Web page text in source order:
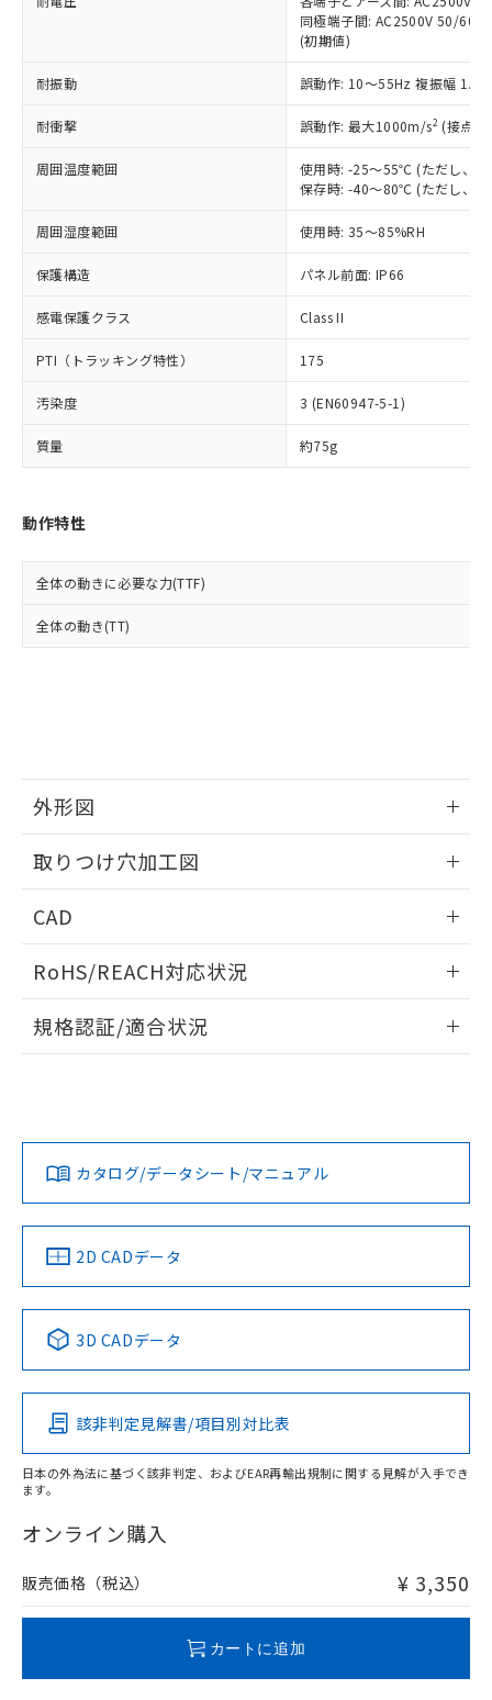
同極端子間: AC2500V 50/
(初期値)
耐振動 誤動作: 10～55Hz 複振幅
耐衝撃 誤動作: 最大1000m/s2 (接点
周囲温度範囲
使用時: -25～55℃ (ただし、氷
保存時: -40～80℃ (ただし、氷
周囲湿度範囲 使用時: 35～85%RH
保護構造 パネル前面: IP66
感電保護クラス Class II
PTI（トラッキング特性） 175
汚染度 3 (EN60947-5-1)
質量 約75g
動作特性
全体の動きに必要な力(TTF)
全体の動き(TT)
外形図
取りつけ穴加工図
CAD
ドすることができます。
ログイン/会員登録
ダウンロードデータをご利用いただく前に、以下を必ずお読
みください。
ソフトウェアの使用条件
RoHS/REACH対応状況
EU RoHS 注意事項・凡例
対応済み
中国 RoHS 注意事項・凡例
Pb Hg Cd Cr(VI)
O
在庫等で未対応品が混在する可能性があります。
問い合わせください。
規格認証/適合状況
カタログ/データシート/マニュアル
2D CADデータ
3D CADデータ
該非判定見解書/項目別対比表
日本の外為法に基づく該非判定、およびEAR再輸出規制に関する見解が入手でき
ます。
オンライン購入
販売価格（税込） ¥ 3,350
カートに追加
在庫状況および標準価格照会結果は、
記載している更新日時点での社内デー
タに基づき作成されるものであり、閲
覧された時点での実際の在庫および標
準価格とは異なる場合があることをご
正式な納期状況および標準価格はお客
様のお取引先、またはお客様担当のオ
ムロン制御機器販売店・当社販売員に
オムロン制御機器販売店や当社販売拠
販売ネットワーク
」をご確認
在庫状況および標準価格結果を当社の
事前の承諾なく第三者に漏洩または開
示しないようお願いします。
マイパーツ機能（部品リスト作成サー
ビス）をご利用いただくには、I-Web
メンバーズにご登録されている必要が
引・商談に必要な範囲で利用すること
をご了承ください。
※当社の共同利用者とは、
の共同利用に関して"
の「1.共同利
むを得ず変更することがあります。
六価クロム(Cr(Ⅵ)) 1000ppm以下、ポリ臭化ビフェニル
類(PBB) 1000ppm以下、ポリ臭化ジフェニルエーテル類
(PBDE) 1000ppm以下、フタル酸ビス(2-エチルヘキシ
ル) (DEHP)(別名：DOP) 1000ppm以下、フタル酸ブチ
ルベンジル（BBP） 1000ppm以下、フタル酸ジブチル
（DBP） 1000ppm以下、フタル酸ジイソブチル
適用除外項目は除く。
フタル酸エステル類の４物質については閾値を超える意
図的な使用がないことを確認しています。
部品在庫の切り替え状況などにより、予定
月が前後することがあります。
とができます。
51物質の非含有証明書（当社基準）
欄に対応日を記載しておりました。
既に当社にて対応品への在庫切替を完了
していることから、特段のことがない限
り、2022年1月12日より割愛しておりま
す。
「－」：未確認です。当社販売部門へお問
*中国RoHS10物質の基準値 (GB/T26572)：
Pb(鉛) :1000ppm、 Hg(水銀) : 1000ppm、 Cd(カドミウ
Cr(Ⅵ)(六価クロム) : 1000ppm、 PBBs(ポリ臭化ビフェ
DBP(フタル酸ジブチル) : 1000ppm、 DIBP(フタル酸ジ
イソブチル) : 1000ppm、 BBP(フタル酸ブチルベンジ
DEHP(フタル酸ビス(2-エチルヘキシル)) : 1000ppm
※2 環境保護使用期限
「ｅ」：有害物質（10物質）のすべてが基
準値以下であることを示します。
「10」：通常の使用状況下において有害物
質が外部に漏えいし、環境に深刻な影響を
及ぼさない年数を意味します。
「－」：未確認です。当社販売部門へお問
い合わせください。
為替および外国貿易法に定める商品
（以下｢規制貨物等」という）を輸出
または国外への提供する場合は、日本
国政府の輸出許可(または役務取引許
可)を取得するなどの必要な手続きを
当社は規制貨物を破棄する場合は、完
全に破砕するなど、違法に輸出されな
いよう必要な手段を講じます。
当社は貴社製品を、核兵器、ミサイ
ル、化学兵器、生物兵器またはその他
武器並びにこれらの製造装置等に一切
当社は、貴社製品を第三者に販売する
場合は、上記1、2および3の内容を当
該第三者に通知します。また当社は、
販売先および販売に係わる関係者が違
法に輸出するおそれがある場合は、取
り引きをいたしません。
一定数以上の在庫あり
一定数には満たないが在庫あり
在庫なし(最新の在庫状況につ
いては、お客様のお取引先、ま
たはお客様担当のオムロン制御
機器販売店・当社販売員にご確
受注生産機種、また在庫状況の
情報を公開していない機種